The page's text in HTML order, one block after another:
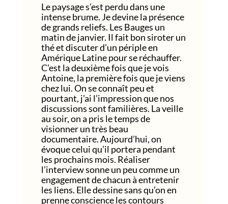
Le paysage s’est perdu dans une
intense brume. Je devine la présence
de grands reliefs. Les Bauges un
matin de janvier. Il fait bon siroter un
thé et discuter d’un périple en
Amérique Latine pour se réchauffer.
C’est la deuxième fois que je vois
Antoine, la première fois que je viens
chez lui. On se connaît peu et
pourtant, j’ai l’impression que nos
discussions sont familières. La veille
au soir, on a pris le temps de
visionner un très beau
documentaire. Aujourd’hui, on
évoque celui qu’il portera pendant
les prochains mois. Réaliser
l’interview sonne un peu comme un
engagement de chacun à entretenir
les liens. Elle dessine sans qu’on en
prenne conscience les contours